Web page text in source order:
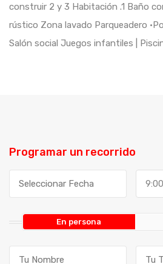
construir 2 y 3 Habitación .1 Baño
rústico Zona lavado Parqueadero
Salón social Juegos infantiles |
Programar un recorrido
9:00
En persona